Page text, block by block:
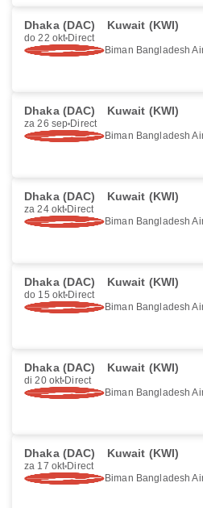
Dhaka (DAC) Kuwait (KWI)
do 22 okt Direct
Biman Bangladesh
Dhaka (DAC) Kuwait (KWI)
za 26 sep Direct
Biman Bangladesh
Dhaka (DAC) Kuwait (KWI)
za 24 okt Direct
Biman Bangladesh
Dhaka (DAC) Kuwait (KWI)
do 15 okt Direct
Biman Bangladesh
Dhaka (DAC) Kuwait (KWI)
di 20 okt Direct
Biman Bangladesh
Dhaka (DAC) Kuwait (KWI)
za 17 okt Direct
Biman Bangladesh